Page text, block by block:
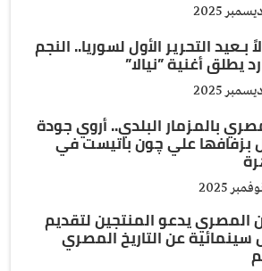
بـعيد التحرير الأول لسوريا.. النجم
يطلق أغنية ”نيالا”
بالمزمار البلدي.. أروي جودة
بزفافها علي چون باتيست في
المصري يدعو المنتجين لتقديم
سينمائية عن التاريخ المصري